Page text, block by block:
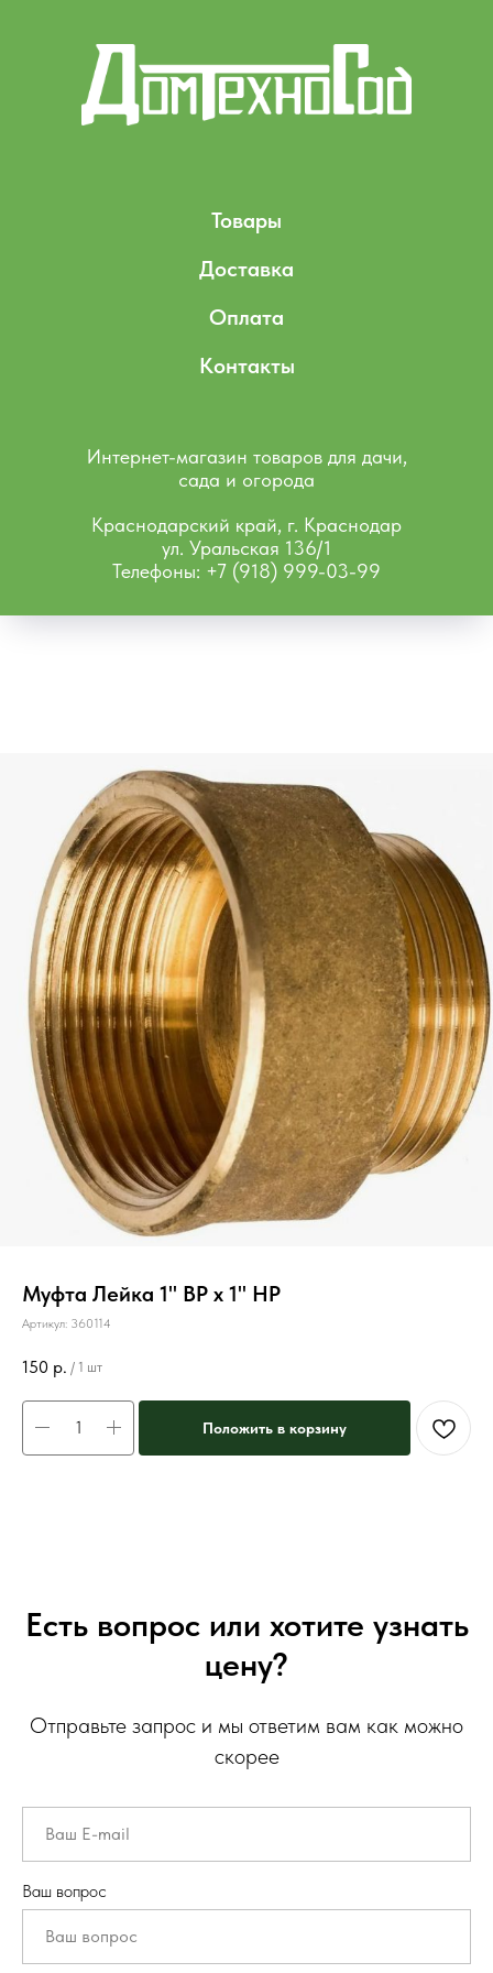
Товары
Доставка
Оплата
Контакты
Интернет-магазин товаров для дачи,
сада и огорода
Краснодарский край, г. Краснодар
ул. Уральская 136/1
Телефоны: +7 (918) 999-03-99
Муфта Лейка 1" ВР х 1" НР
Артикул: 360114
150 р. / 1 шт
Положить в корзину
Есть вопрос или хотите узнать
цену?
Отправьте запрос и мы ответим вам как можно
скорее
Ваш вопрос